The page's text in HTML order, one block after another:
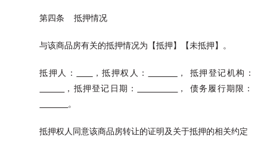
第四条 抵押情况
与该商品房有关的抵押情况为【抵押】【未抵押】。
抵押人： ，抵押权人：
， 抵押登记机构：
，抵押登记日期：
， 债务履行期限：
。
抵押权人同意该商品房转让的证明及关于抵押的相关约定